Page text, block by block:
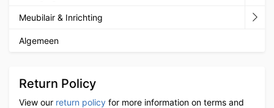
Meubilair & Inrichting
Algemeen
Return Policy
View our return policy for more information on terms and